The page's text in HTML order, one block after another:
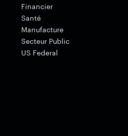
Financier
Santé
Manufacture
Secteur Public
US Federal